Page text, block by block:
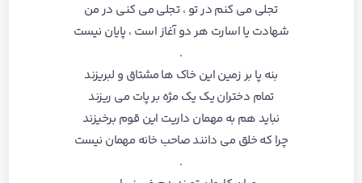
تجلی می کنم در تو ، تجلی می کنی در من
شهادت یا اسارت هر دو آغاز است ، پایان نیست
.
بنه پا بر زمین این خاک ها مشتاق و لبریزند
تمام دختران یک یک مژه بر پات می ریزند
نباید هم به مهمان داریت این قوم برخیزند
چرا که خلق می دانند صاحب خانه مهمان نیست
.